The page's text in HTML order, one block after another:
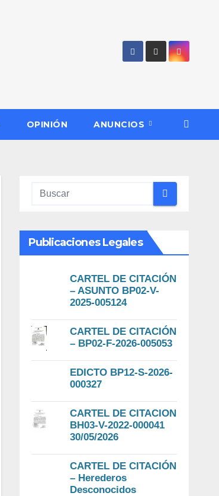
OPINIÓN ANUNCIOS
Publicaciones Legales
CARTEL DE CITACIÓN
– ASUNTO BP02-V-
2025-005124
CARTEL DE CITACIÓN
– BP02-F-2026-005053
EDICTO BP12-S-2026-
000327
CARTEL DE CITACION
BH03-V-2022-000041
30/05/2026
CARTEL DE CITACIÓN
– Herederos
Desconocidos